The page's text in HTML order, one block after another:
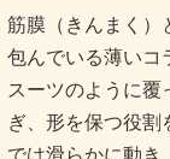
筋膜（きんまく）
包んでいる薄いコ
スーツのように覆
ぎ、形を保つ役割